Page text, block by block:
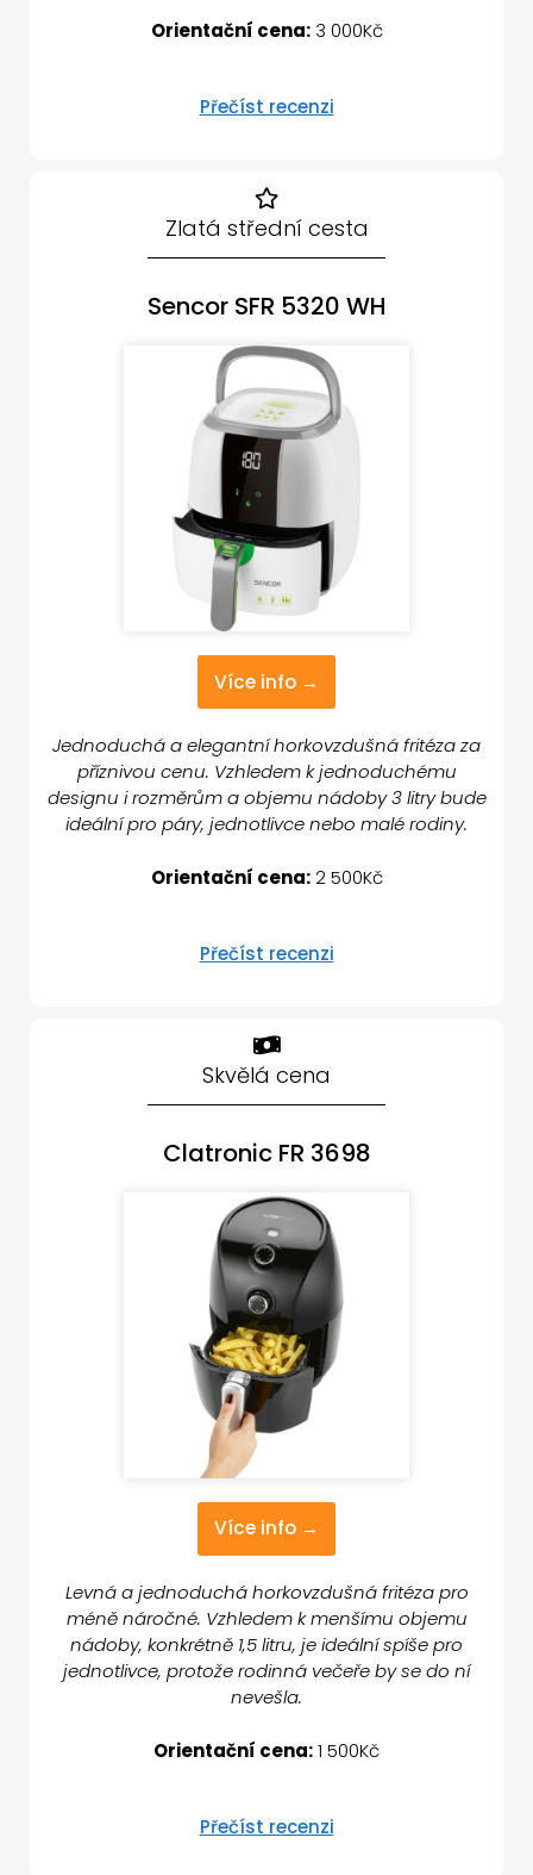
Orientační cena:3 000Kč
Přečíst recenzi
Zlatá střední cesta
Sencor SFR 5320 WH
Více info →
Jednoduchá a elegantní horkovzdušná fritéza za
příznivou cenu. Vzhledem k jednoduchému
designu i rozměrům a objemu nádoby 3 litry bude
ideální pro páry, jednotlivce nebo malé rodiny.
Orientační cena:2 500Kč
Přečíst recenzi
Skvělá cena
Clatronic FR 3698
Více info →
Levná a jednoduchá horkovzdušná fritéza pro
méně náročné. Vzhledem k menšímu objemu
nádoby, konkrétně 1,5 litru, je ideální spíše pro
jednotlivce, protože rodinná večeře by se do ní
nevešla.
Orientační cena:1 500Kč
Přečíst recenzi